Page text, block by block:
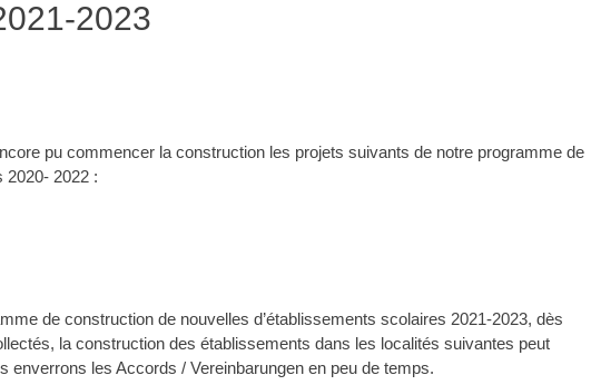
2023
pu commencer la construction les projets suivants de notre programme de
2020- 2022 :
de construction de nouvelles d’établissements scolaires 2021-2023, dès
la construction des établissements dans les localités suivantes peut
enverrons les Accords / Vereinbarungen en peu de temps.